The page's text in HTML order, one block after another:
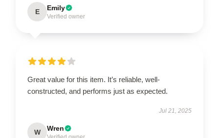
E Emily
Verified owner
Great value for this item. It’s reliable, well-
constructed, and performs just as expected.
Jul 21, 2025
W Wren